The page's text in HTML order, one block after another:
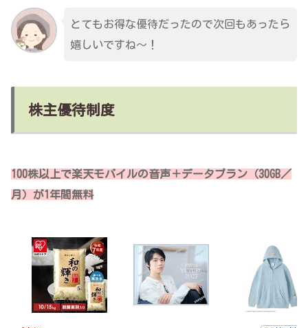
とてもお得な優待だったので次回もあったら
嬉しいですね～！
株主優待制度
100株以上で楽天モバイルの音声＋データプラン（30GB／
月）が1年間無料